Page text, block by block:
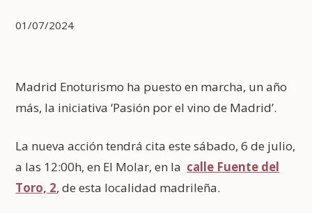
01/07/2024
Madrid Enoturismo ha puesto en marcha, un año
más, la iniciativa ‘Pasión por el vino de Madrid’.
La nueva acción tendrá cita este sábado, 6 de julio,
a las 12:00h, en El Molar, en la calle Fuente del
Toro, 2, de esta localidad madrileña.